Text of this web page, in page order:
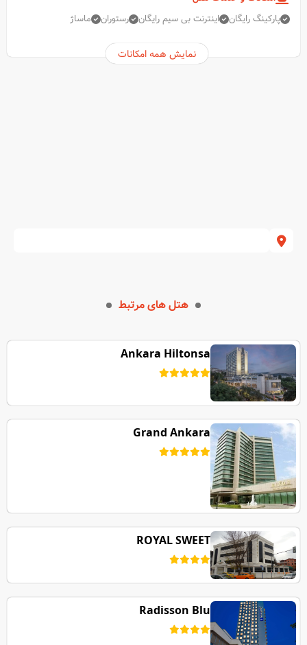
پارکینگ رایگان
اینترنت بی سیم رایگان رستوران ماساژ
نمایش همه امکانات
هتل های مرتبط
Ankara Hiltonsa
Grand Ankara
ROYAL SWEET
Radisson Blu